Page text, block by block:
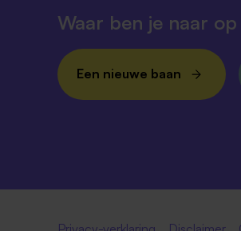
Waar ben je naar op
Een nieuwe baan